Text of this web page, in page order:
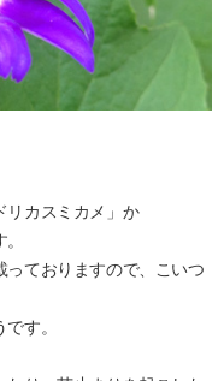
リカスミカメ」か
ておりますので、こいつ
す。